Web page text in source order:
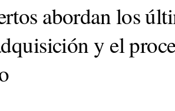
abordan los
y el